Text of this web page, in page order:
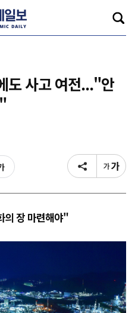
도 사고 여전..."안
의 장 마련해야"